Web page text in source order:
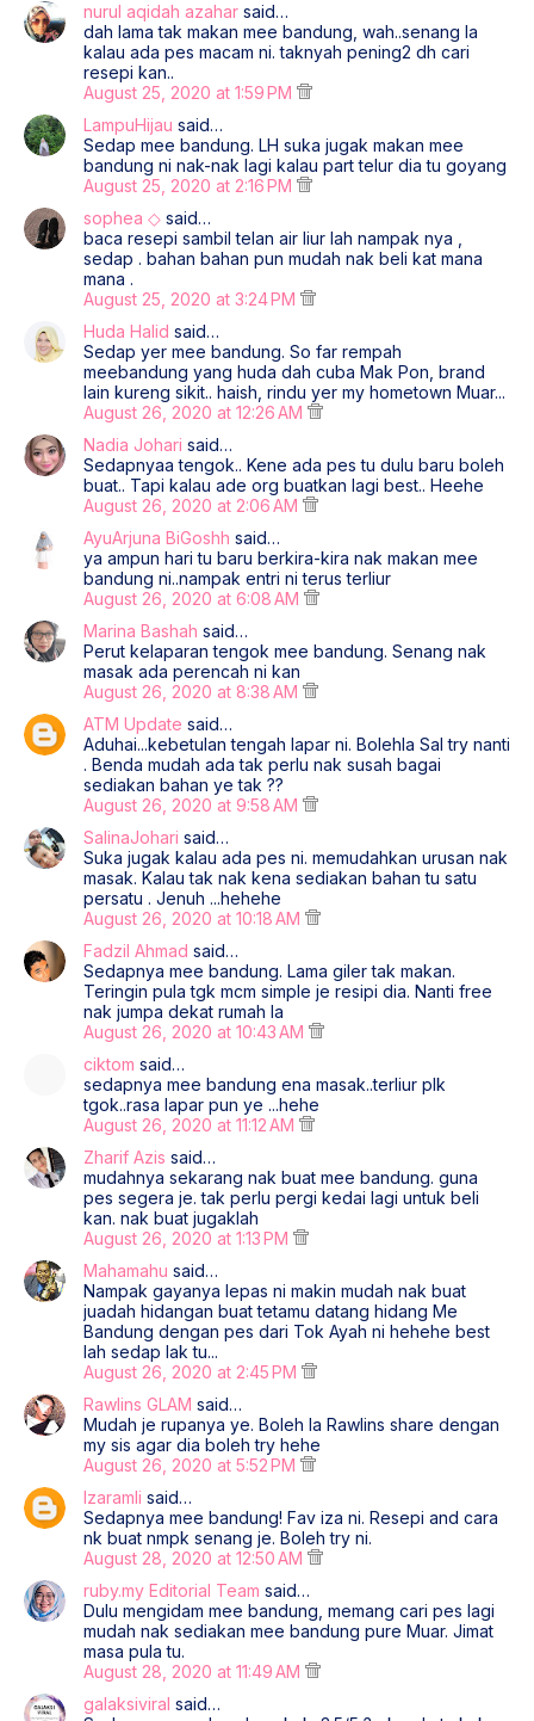
nurul aqidah azahar said…
dah lama tak makan mee bandung, wah..senang la
kalau ada pes macam ni. taknyah pening2 dh cari
resepi kan..
August 25, 2020 at 1:59 PM
LampuHijau said…
Sedap mee bandung. LH suka jugak makan mee
bandung ni nak-nak lagi kalau part telur dia tu goyang
August 25, 2020 at 2:16 PM
sophea ◇ said…
baca resepi sambil telan air liur lah nampak nya ,
sedap . bahan bahan pun mudah nak beli kat mana
mana .
August 25, 2020 at 3:24 PM
Huda Halid said…
Sedap yer mee bandung. So far rempah
meebandung yang huda dah cuba Mak Pon, brand
lain kureng sikit.. haish, rindu yer my hometown Muar...
August 26, 2020 at 12:26 AM
Nadia Johari said…
Sedapnyaa tengok.. Kene ada pes tu dulu baru boleh
buat.. Tapi kalau ade org buatkan lagi best.. Heehe
August 26, 2020 at 2:06 AM
AyuArjuna BiGoshh said…
ya ampun hari tu baru berkira-kira nak makan mee
bandung ni..nampak entri ni terus terliur
August 26, 2020 at 6:08 AM
Marina Bashah said…
Perut kelaparan tengok mee bandung. Senang nak
masak ada perencah ni kan
August 26, 2020 at 8:38 AM
ATM Update said…
Aduhai...kebetulan tengah lapar ni. Bolehla Sal try nanti
. Benda mudah ada tak perlu nak susah bagai
sediakan bahan ye tak ??
August 26, 2020 at 9:58 AM
SalinaJohari said…
Suka jugak kalau ada pes ni. memudahkan urusan nak
masak. Kalau tak nak kena sediakan bahan tu satu
persatu . Jenuh ...hehehe
August 26, 2020 at 10:18 AM
Fadzil Ahmad said…
Sedapnya mee bandung. Lama giler tak makan.
Teringin pula tgk mcm simple je resipi dia. Nanti free
nak jumpa dekat rumah la
August 26, 2020 at 10:43 AM
ciktom said…
sedapnya mee bandung ena masak..terliur plk
tgok..rasa lapar pun ye ...hehe
August 26, 2020 at 11:12 AM
Zharif Azis said…
mudahnya sekarang nak buat mee bandung. guna
pes segera je. tak perlu pergi kedai lagi untuk beli
kan. nak buat jugaklah
August 26, 2020 at 1:13 PM
Mahamahu said…
Nampak gayanya lepas ni makin mudah nak buat
juadah hidangan buat tetamu datang hidang Me
Bandung dengan pes dari Tok Ayah ni hehehe best
lah sedap lak tu...
August 26, 2020 at 2:45 PM
Rawlins GLAM said…
Mudah je rupanya ye. Boleh la Rawlins share dengan
my sis agar dia boleh try hehe
August 26, 2020 at 5:52 PM
Izaramli said…
Sedapnya mee bandung! Fav iza ni. Resepi and cara
nk buat nmpk senang je. Boleh try ni.
August 28, 2020 at 12:50 AM
ruby.my Editorial Team said…
Dulu mengidam mee bandung, memang cari pes lagi
mudah nak sediakan mee bandung pure Muar. Jimat
masa pula tu.
August 28, 2020 at 11:49 AM
galaksiviral said…